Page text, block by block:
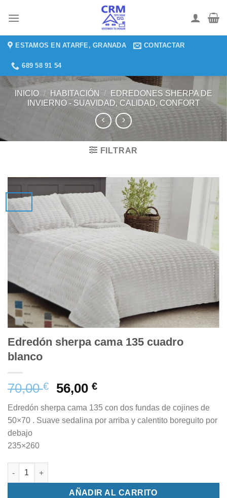
ESTAMOS EN ATARFE, GRANADA CONTACTAR
689 58 91 54
INICIO / HABITACIÓN /
EDREDONES SHERPA DE
INVIERNO - SUAVIDAD, CALIDAD, CONFORT
FILTRAR
Edredón sherpa cama 135 cuadro
blanco
70,00€ 56,00 €
Edredón sherpa cama 135 con dos fundas de cojines de
50×70 . Suave sedalina por arriba y calentito boreguito por
debajo
235×260
Edredón sherpa cama 135 cuadro blanco cantidad
AÑADIR AL CARRITO